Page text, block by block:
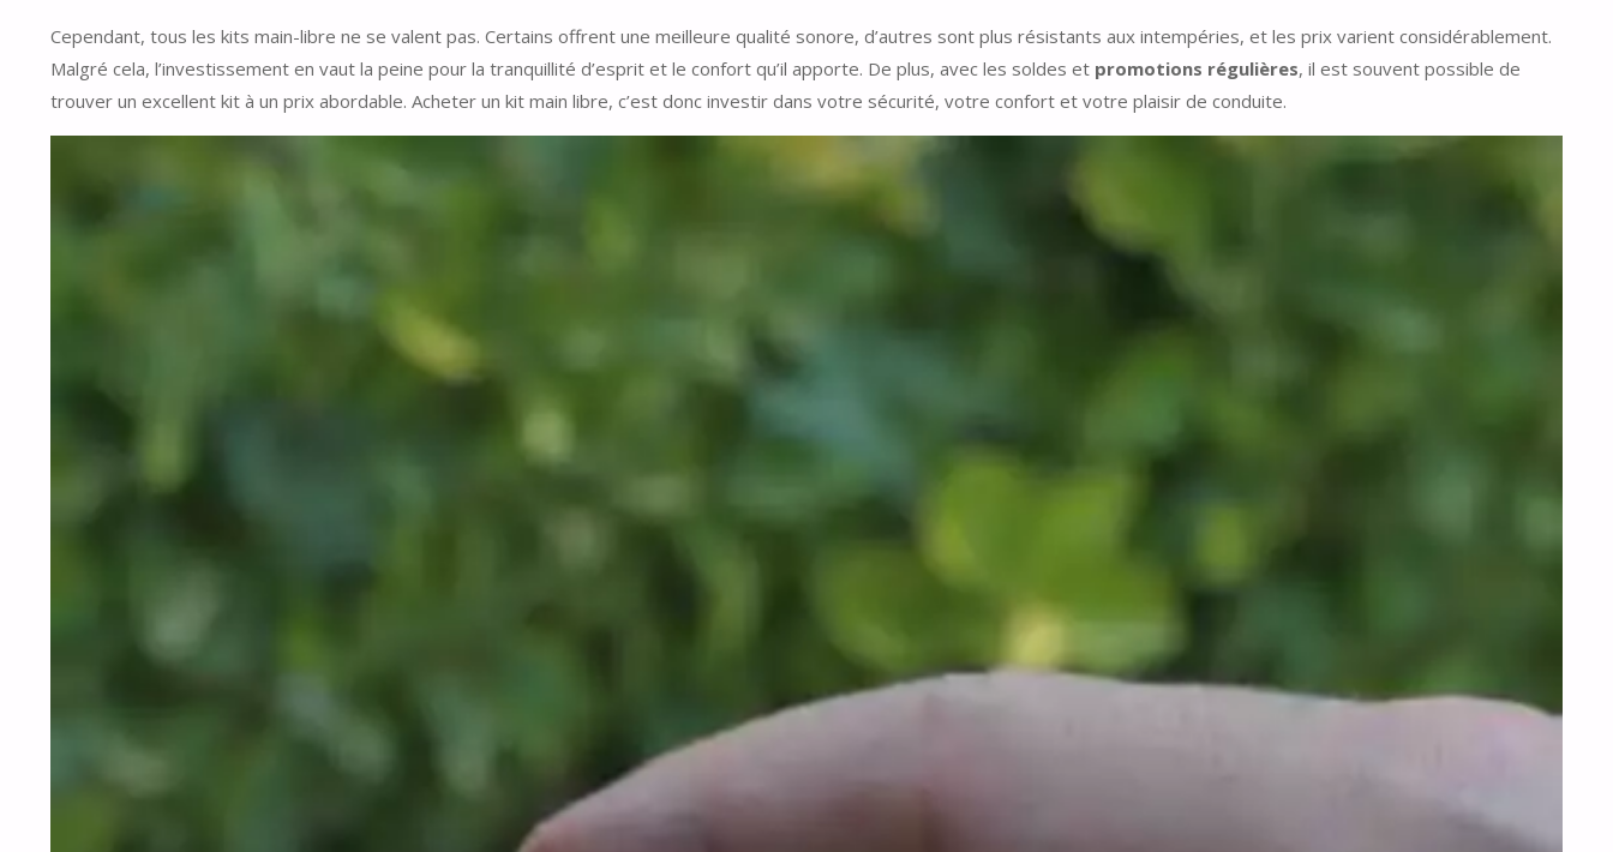
Cependant, tous les kits main-libre ne se valent pas. Certains offrent une meilleure qualité sonore, d’autres sont plus résistants aux intempéries, et les prix varient considérablement.
Malgré cela, l’investissement en vaut la peine pour la tranquillité d’esprit et le confort qu’il apporte. De plus, avec les soldes et promotions régulières, il est souvent possible de
trouver un excellent kit à un prix abordable. Acheter un kit main libre, c’est donc investir dans votre sécurité, votre confort et votre plaisir de conduite.